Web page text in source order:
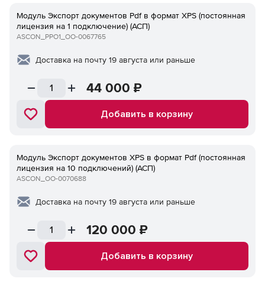
Модуль Экспорт документов Pdf в формат XPS (постоянная
лицензия на 1 подключение) (АСП)
ASCON_PPO1_ОО-0067765
Доставка на почту 19 августа или раньше
44 000 ₽
Добавить в корзину
Модуль Экспорт документов XPS в формат Pdf (постоянная
лицензия на 10 подключений) (АСП)
ASCON_ОО-0070688
Доставка на почту 19 августа или раньше
120 000 ₽
Добавить в корзину